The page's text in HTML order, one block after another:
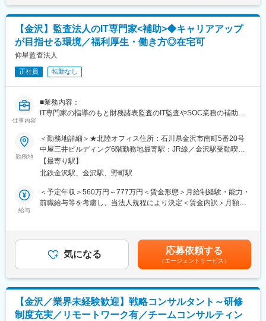
に、グループ会社に入る報酬の一定額がインセンティブとなりま
す。全スタッフの実績値から数十万～数百万円程度が想定されま
す
変更の範囲：会社の定める業務
（計3名）
◇北陸：非常勤 1名（計1名）
■組織の風土：
フラットな組織構成のもと、大手では難しい幅広い業務に携わる
ことが可能となっております。
先輩が後輩を教えていく「教育の連鎖」が風土として根付いてお
り、教えながら自分自身も学び、
共に学びながら成長して最強の【プロフェッショナル】になる目
標を共有しておりますので
環境です。
■当法人について：
2015年に国内監査法人で初めて監査業務の遂行環境を Amazon
サービスの活用を進め、電子監査調書システムを始めとするデジ
タル化の推進と合わせて、監査品質の向上と効率化の実現を目指
算賞与あり賃金はあくまでも目安の金額であり、選考を通じて上
下する可能性があります。月給(月額)は固定手当を含めた表記で
す。
【金沢】監査法人のIT専門家<補助>◆キャリアアップ
が目指せる環境／福利厚生・働き方◎在宅可
仰星監査法人
正社員 転勤なし
仕事内容
■業務内容：
IT専門家の指導のもと財務諸表監査のIT監査やSOC業務の補助担
■将来的にお任せしたいこと：
IT専門家への昇格条件を満たし、将来的に当法人のIT専門家のコア
のマネージャー等になっていただきたい。
■キャリアパス：
スタッフからシニア昇進には最低3年は必要
2名、シニア 3名、非常勤2名（計9名）
◇大阪：パートナー 1名、マネージャー 1名、シニア 1名、非常勤
◇北陸：非常勤 1名（計1名）
■組織の風土：
勤務地
＜勤務地詳細＞★北陸オフィス住所：石川県金沢市南町5番20号
中屋三井ビルディング6階勤務地最寄駅：JR線／金沢駅受動喫煙
対策：敷地内喫煙可能場所あり変更の範囲：会社の定める事業所
（リモートワーク含む）
【最寄り駅】
北鉄金沢駅、金沢駅、野町駅
給与
＜予定年収＞560万円～777万円＜賃金形態＞月給制経験・能力・
前職給与等を考慮し、当法人規程により決定＜賃金内訳＞月額
560万円～777万円※賞与4か月分含む（評価により上下する可能性
あり）※時間外勤務手当はスタッフ・シニアのみ■賞与：年2回（6
月12月）※業績により別途決算賞与あり賃金はあくまでも目安の
金額であり、選考を通じて上下する可能性があります。月給(月額)
は固定手当を含めた表記です。
気になる 応募依頼する
（エージェントサービス）
【金沢／業界未経験歓迎】戦略コンサルタント～研修
制度充実／リモートワーク有／チームコンサルティン